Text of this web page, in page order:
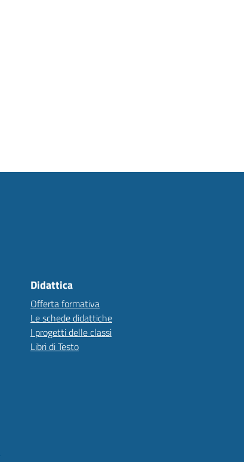
Didattica
Offerta formativa
Le schede didattiche
I progetti delle classi
Libri di Testo